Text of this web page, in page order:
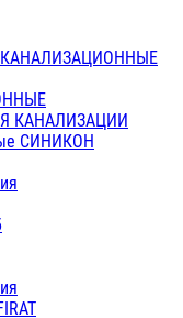
КАНАЛИЗАЦИИ
СИНИКОН